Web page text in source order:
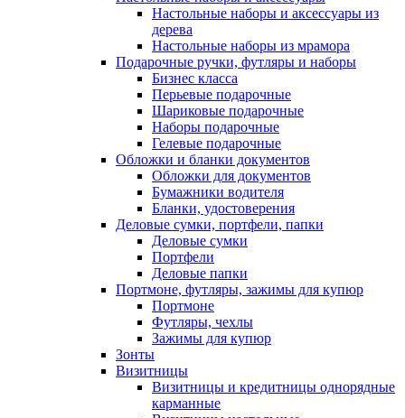
Настольные наборы и аксессуары из
дерева
Настольные наборы из мрамора
Подарочные ручки, футляры и наборы
Бизнес класса
Перьевые подарочные
Шариковые подарочные
Наборы подарочные
Гелевые подарочные
Обложки и бланки документов
Обложки для документов
Бумажники водителя
Бланки, удостоверения
Деловые сумки, портфели, папки
Деловые сумки
Портфели
Деловые папки
Портмоне, футляры, зажимы для купюр
Портмоне
Футляры, чехлы
Зажимы для купюр
Зонты
Визитницы
Визитницы и кредитницы однорядные
карманные